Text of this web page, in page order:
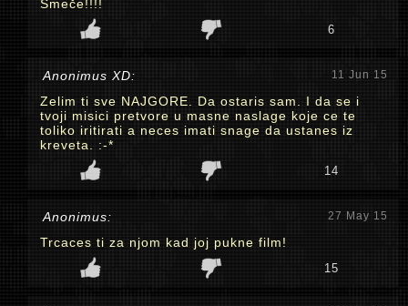
Smeče!!!!
6
Anonimus XD: 11 Jun 15
Zelim ti sve NAJGORE. Da ostaris sam. I da se i
tvoji misici pretvore u masne naslage koje ce te
toliko iritirati a neces imati snage da ustanes iz
kreveta. :-*
14
Anonimus: 27 May 15
Trcaces ti za njom kad joj pukne film!
15